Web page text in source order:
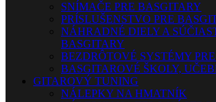
SNÍMAČE PRE BASGITARY
PRÍSLUŠENSTVO PRE
NÁHRADNÉ DIELY A
BASGITARY
BEZDRÔTOVÉ SYSTÉMY
BASGITAROVÉ ŠKOLY,
GITAROVÝ TUNING
NÁLEPKY NA HMATNÍK